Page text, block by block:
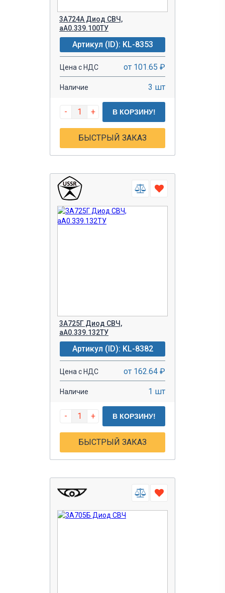
3А724А Диод СВЧ,
аА0.339.100ТУ
Артикул (ID): KL-8353
Цена с НДС от 101.65 ₽
Наличие 3 шт
- + В КОРЗИНУ!
БЫСТРЫЙ ЗАКАЗ
3А725Г Диод СВЧ,
аА0.339.132ТУ
Артикул (ID): KL-8382
Цена с НДС от 162.64 ₽
Наличие 1 шт
- + В КОРЗИНУ!
БЫСТРЫЙ ЗАКАЗ